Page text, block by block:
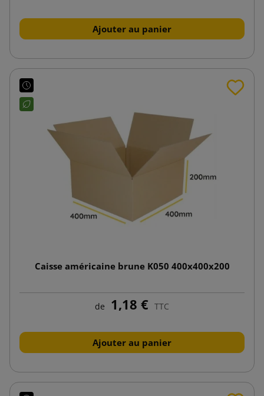
Ajouter au panier
Caisse américaine brune K050 400x400x200
de 1,18 € TTC
Ajouter au panier